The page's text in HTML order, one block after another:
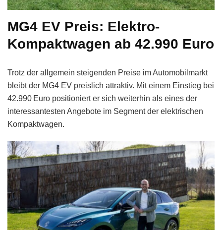
MG4 EV Preis: Elektro-
Kompaktwagen ab 42.990 Euro
Trotz der allgemein steigenden Preise im Automobilmarkt
bleibt der MG4 EV preislich attraktiv. Mit einem Einstieg bei
42.990 Euro positioniert er sich weiterhin als eines der
interessantesten Angebote im Segment der elektrischen
Kompaktwagen.